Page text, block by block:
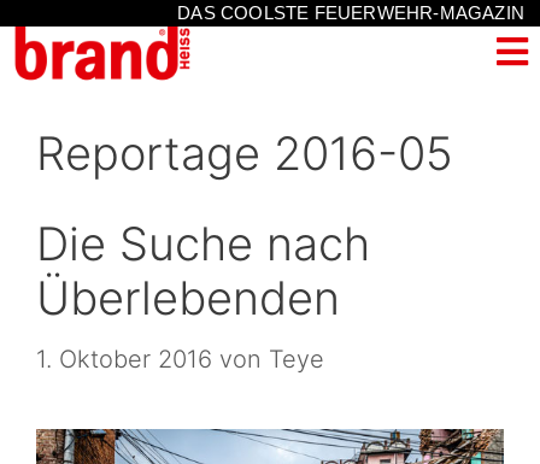
DAS COOLSTE FEUERWEHR-MAGAZIN
Reportage 2016-05
Die Suche nach
Überlebenden
1. Oktober 2016 von Teye